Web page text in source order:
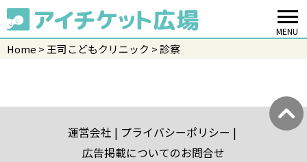
MENU
Home 王司こどもクリニック 診察
運営会社
プライバシーポリシー
広告掲載についてのお問合せ